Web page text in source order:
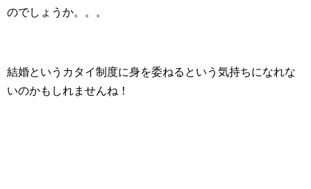
のでしょうか。。。
結婚というカタイ制度に身を委ねるという気持ちになれな
いのかもしれませんね！